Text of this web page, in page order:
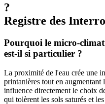
?
Registre des
Pourquoi le micro-
est-il si particulier ?
La proximité de l'eau crée une
printanières tout en
influence directement le choix
qui tolèrent les sols saturés et